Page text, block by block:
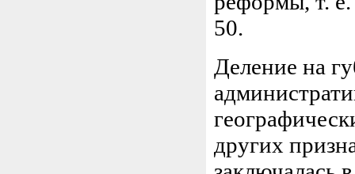
50.
Деление на
других